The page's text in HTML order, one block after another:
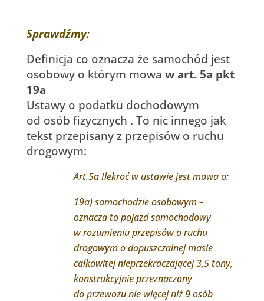
Sprawdźmy:
Definicja co oznacza że samochód jest
osobowy o którym mowa w art. 5a pkt
19a
Ustawy o podatku dochodowym
od osób fizycznych . To nic innego jak
tekst przepisany z przepisów o ruchu
drogowym:
Art.5a Ilekroć w ustawie jest mowa o:
19a) samochodzie osobowym –
oznacza to pojazd samochodowy
w rozumieniu przepisów o ruchu
drogowym o dopuszczalnej masie
całkowitej nieprzekraczającej 3,5 tony,
konstrukcyjnie przeznaczony
do przewozu nie więcej niż 9 osób